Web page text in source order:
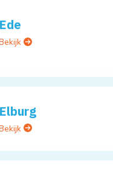
Ede
Elburg